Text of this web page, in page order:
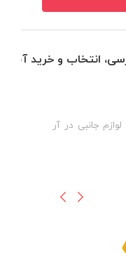
انتخاب و خرید
جانبی در آر